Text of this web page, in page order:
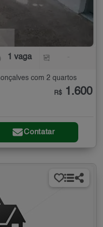
1 vaga
com 2 quartos
R$ 1.600
Contatar